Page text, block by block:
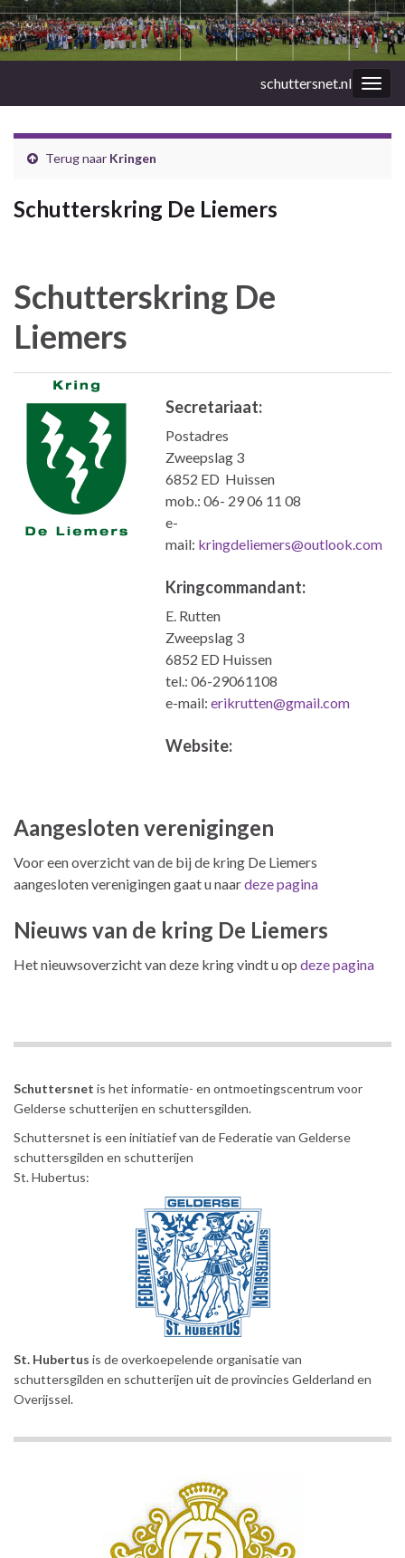
schuttersnet.nl
Terug naar Kringen
Schutterskring De Liemers
Schutterskring De
Liemers
Secretariaat:
Postadres
Zweepslag 3
6852 ED Huissen
mob.: 06- 29 06 11 08
e-
mail: kringdeliemers@outlook.com
Kringcommandant:
E. Rutten
Zweepslag 3
6852 ED Huissen
tel.: 06-29061108
e-mail: erikrutten@gmail.com
Website:
Aangesloten verenigingen
Voor een overzicht van de bij de kring De Liemers
aangesloten verenigingen gaat u naardeze pagina
Nieuws van de kring De Liemers
Het nieuwsoverzicht van deze kring vindt u op deze pagina
Schuttersnet is het informatie- en ontmoetingscentrum voor
Gelderse schutterijen en schuttersgilden.
Schuttersnet is een initiatief van de Federatie van Gelderse
schuttersgilden en schutterijen
St. Hubertus:
St. Hubertus is de overkoepelende organisatie van
schuttersgilden en schutterijen uit de provincies Gelderland en
Overijssel.